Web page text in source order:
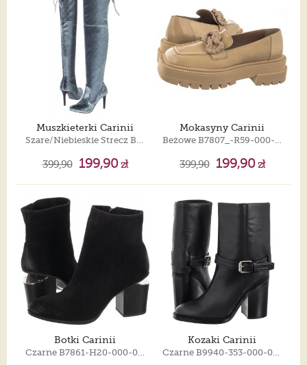
Muszkieterki Carinii
Szare/Niebieskie Strecz B3913
399,90 199,90zł
Mokasyny Carinii
Beżowe B7807_-R59-000-000-F01
399,90 199,90zł
Botki Carinii
Czarne B7861-H20-000-000-F06
Kozaki Carinii
Czarne B9940-353-000-000-000